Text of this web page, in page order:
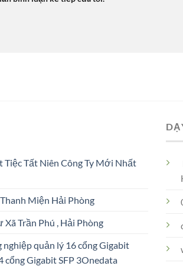
Tiệc Tất Niên Công Ty Mới Nhất
Miện Hải Phòng
Trần Phú , Hải Phòng
nghiệp quản lý 16 cổng Gigabit
cổng Gigabit SFP 3Onedata